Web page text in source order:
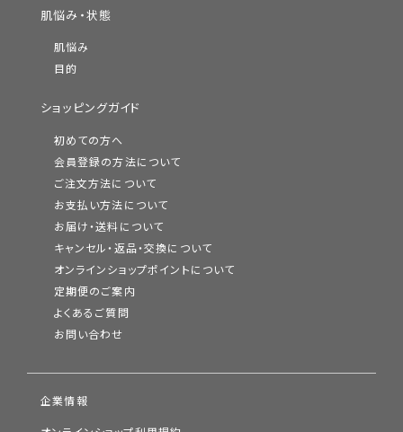
肌悩み・状態
肌悩み
目的
ショッピングガイド
初めての方へ
会員登録の方法について
ご注文方法について
お支払い方法について
お届け・送料について
キャンセル・返品・交換について
オンラインショップポイントについて
定期便のご案内
よくあるご質問
お問い合わせ
企業情報